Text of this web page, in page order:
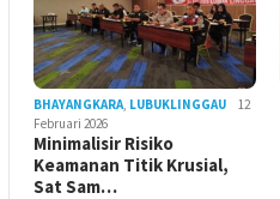
BHAYANGKARA LUBUKLINGGAU
12
Februari 2026
Minimalisir Risiko
Keamanan Titik Krusial,
Sat Sam…